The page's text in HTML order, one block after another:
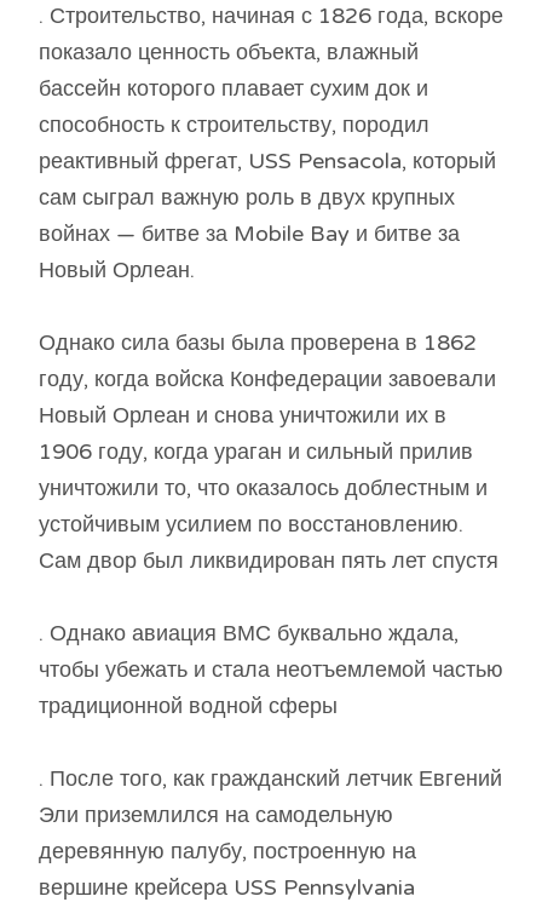
. Строительство, начиная с 1826 года, вскоре
показало ценность объекта, влажный
бассейн которого плавает сухим док и
способность к строительству, породил
реактивный фрегат, USS Pensacola, который
сам сыграл важную роль в двух крупных
войнах — битве за Mobile Bay и битве за
Новый Орлеан.
Однако сила базы была проверена в 1862
году, когда войска Конфедерации завоевали
Новый Орлеан и снова уничтожили их в
1906 году, когда ураган и сильный прилив
уничтожили то, что оказалось доблестным и
устойчивым усилием по восстановлению.
Сам двор был ликвидирован пять лет спустя
. Однако авиация ВМС буквально ждала,
чтобы убежать и стала неотъемлемой частью
традиционной водной сферы
. После того, как гражданский летчик Евгений
Эли приземлился на самодельную
деревянную палубу, построенную на
вершине крейсера USS Pennsylvania